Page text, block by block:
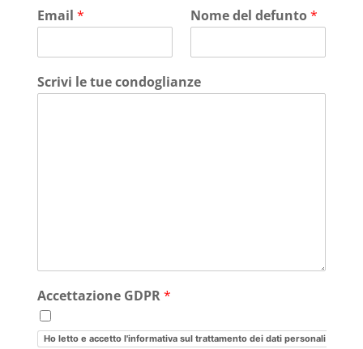
Email * Nome del defunto*
Scrivi le tue condoglianze
Accettazione GDPR*
Ho letto e accetto l'informativa sul trattamento dei dati personali